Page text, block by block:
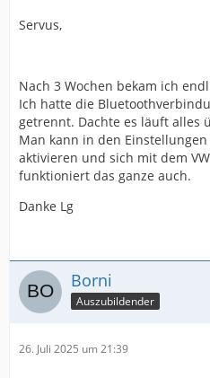
Servus,
Nach 3 Wochen bekam ich
Ich hatte die
getrennt. Dachte es läuft alles
Man kann in den
aktivieren und sich mit dem
funktioniert das ganze auch.
Danke Lg
Borni
Auszubildender
26. Juli 2025 um 21:39